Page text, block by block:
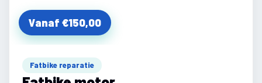
Vanaf €150,00
Fatbike reparatie